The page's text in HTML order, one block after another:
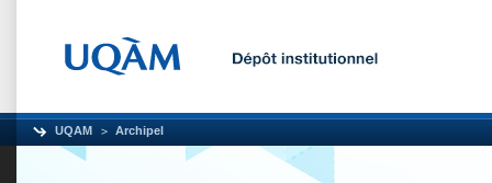
UQAM Archipel